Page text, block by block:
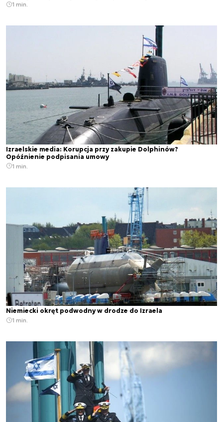
1 min.
Izraelskie media: Korupcja przy zakupie Dolphinów?
Opóźnienie podpisania umowy
1 min.
Niemiecki okręt podwodny w drodze do Izraela
1 min.